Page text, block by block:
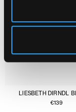
LIESBETH DIRNDL
€139